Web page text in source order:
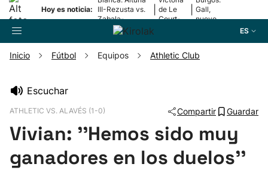
Hoy es noticia:
III-Rezusta vs.
Zabala-
Zabaleta
de Le
Court-
Gall,
nuevo
ES
Pelota
Inicio Fútbol Equipos Athletic Club
Escuchar
ATHLETIC VS. ALAVÉS (1-0) Compartir Guardar
Vivian: ''Hemos sido muy
ganadores en los duelos''